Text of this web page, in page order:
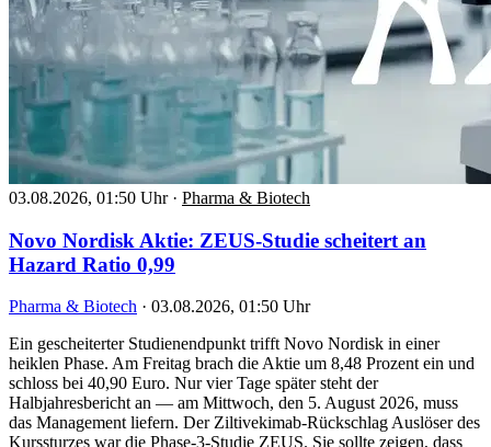
03.08.2026, 01:50 Uhr · Pharma & Biotech
Novo Nordisk Aktie: ZEUS-Studie scheitert an
Hazard Ratio 0,99
Pharma & Biotech · 03.08.2026, 01:50 Uhr
Ein gescheiterter Studienendpunkt trifft Novo Nordisk in einer
heiklen Phase. Am Freitag brach die Aktie um 8,48 Prozent ein und
schloss bei 40,90 Euro. Nur vier Tage später steht der
Halbjahresbericht an — am Mittwoch, den 5. August 2026, muss
das Management liefern. Der Ziltivekimab-Rückschlag Auslöser des
Kurssturzes war die Phase-3-Studie ZEUS. Sie sollte zeigen, dass